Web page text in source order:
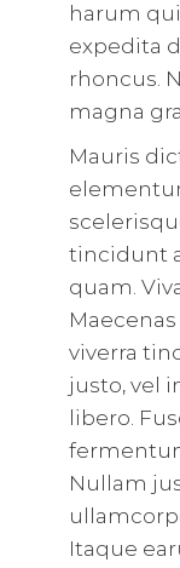
harum
expedita
rhoncus.
magna
Mauris
tincidunt
quam.
viverra
justo, vel
libero.
Nullam
Itaque